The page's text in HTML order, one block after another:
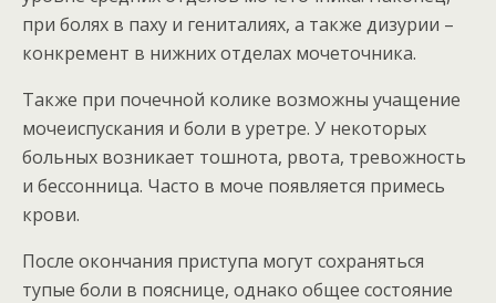
при болях в паху и гениталиях, а также дизурии –
конкремент в нижних отделах мочеточника.
Также при почечной колике возможны учащение
мочеиспускания и боли в уретре. У некоторых
больных возникает тошнота, рвота, тревожность
и бессонница. Часто в моче появляется примесь
крови.
После окончания приступа могут сохраняться
тупые боли в пояснице, однако общее состояние